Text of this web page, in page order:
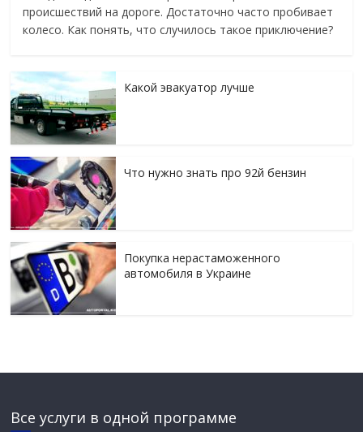
происшествий на дороге. Достаточно часто пробивает
колесо. Как понять, что случилось такое приключение?
Какой эвакуатор лучше
Что нужно знать про 92й бензин
Покупка нерастаможенного
автомобиля в Украине
Все услуги в одной программе